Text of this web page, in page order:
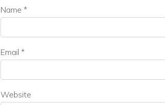
Name *
Email *
Website